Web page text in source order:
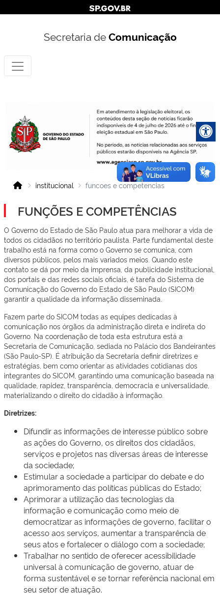
Secretaria deComunicação
institucional funcoes e competencias
FUNÇÕES E COMPETÊNCIAS
O Governo do Estado de São Paulo atua para melhorar a vida de
todos os cidadãos no território paulista. Parte fundamental deste
trabalho está na forma como o Governo se comunica, com
diversos públicos, pelos mais variados meios. Quando este
contato se dá por meio da imprensa, da publicidade institucional,
dos portais e das redes sociais oficiais, é tarefa do Sistema de
Comunicação do Governo do Estado de São Paulo (SICOM)
garantir a qualidade da informação disseminada.
Fazem parte do SICOM todas as equipes dedicadas à
comunicação nos órgãos da administração direta e indireta do
Governo. Na coordenação de toda esta estrutura está a
Secretaria de Comunicação, sediada no Palácio dos Bandeirantes
(São Paulo-SP). É atribuição da Secretaria definir diretrizes e
estratégias, bem como orientar as atividades cotidianas dos
integrantes do SICOM, garantindo uma comunicação baseada na
qualidade, rapidez, transparência, democracia e universalidade,
materializando o direito do cidadão à informação.
Diretrizes:
Difundir as informações de interesse público sobre
as ações do Governo, os direitos dos cidadãos,
serviços e projetos nas diversas áreas de interesse
da sociedade;
Estimular a sociedade a participar do debate e do
aprimoramento das políticas públicas do Estado;
Aprimorar a utilização das tecnologias da
informação e comunicação como meio de
democratizar as informações de governo, facilitar o
acesso aos serviços, aumentar a transparência de
seus atos e fortalecer o diálogo com a sociedade;
Trabalhar no sentido de oferecer acessibilidade
universal à comunicação de governo, atuar de
forma sustentável e se tornar referência nacional em
seu setor de atuação.